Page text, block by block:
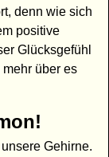
denn wie sich
positive
Glücksgefühl
über es
Gehirne.